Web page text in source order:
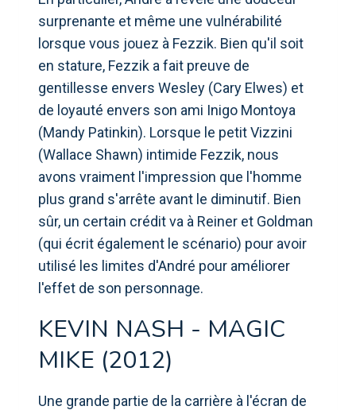
surprenante et même une vulnérabilité
lorsque vous jouez à Fezzik. Bien qu'il soit
en stature, Fezzik a fait preuve de
gentillesse envers Wesley (Cary Elwes) et
de loyauté envers son ami Inigo Montoya
(Mandy Patinkin). Lorsque le petit Vizzini
(Wallace Shawn) intimide Fezzik, nous
avons vraiment l'impression que l'homme
plus grand s'arrête avant le diminutif. Bien
sûr, un certain crédit va à Reiner et Goldman
(qui écrit également le scénario) pour avoir
utilisé les limites d'André pour améliorer
l'effet de son personnage.
KEVIN NASH - MAGIC
MIKE (2012)
Une grande partie de la carrière à l'écran de